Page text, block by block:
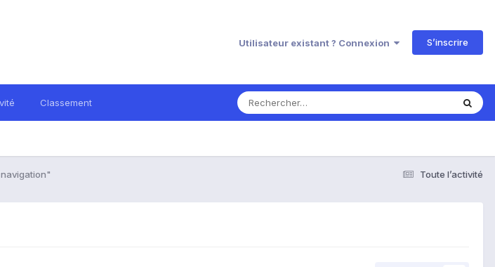
Utilisateur existant ? Connexion S’inscrire
Classement
Toute l’activité